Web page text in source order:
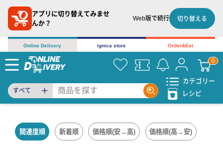
アプリに切り替えてみませ
んか？
Web版で続行 切り替える
Online Delivery ignica store Order&Eat
すべて
カテゴリー
レシピ
関連度順 新着順 価格順(安→高) 価格順(高→安)